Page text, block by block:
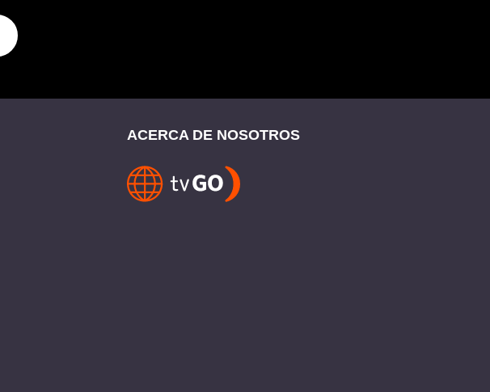
ACERCA DE NOSOTROS